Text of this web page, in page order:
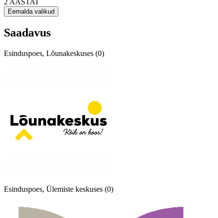
Eemalda valikud
Saadavus
Esinduspoes, Lõunakeskuses (0)
Esinduspoes, Ülemiste keskuses (0)